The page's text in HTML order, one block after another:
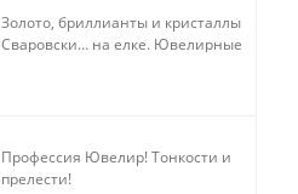
Золото, бриллианты и кристаллы
Сваровски… на елке. Ювелирные
Профессия Ювелир! Тонкости и
прелести!